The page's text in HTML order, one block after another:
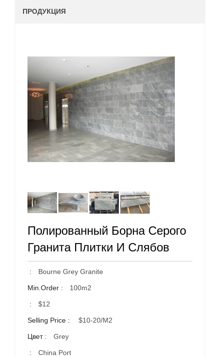
ПРОДУКЦИЯ
Полированный Борна Серого
Гранита Плитки И Слябов
: Bourne Grey Granite
Min.Order : 100m2
: $12
Selling Price : $10-20/m2
Цвет : Grey
: China Port